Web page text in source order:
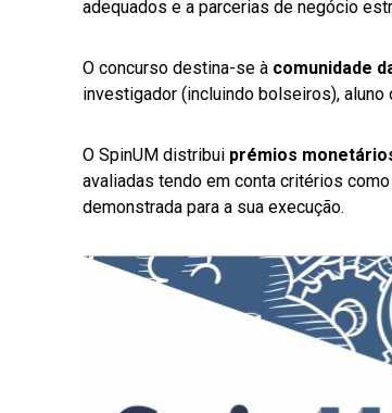
adequados e a parcerias de negócio
O concurso destina-se à comunidade
investigador (incluindo bolseiros), aluno
O SpinUM distribui prémios
avaliadas tendo em conta critérios
demonstrada para a sua execução.